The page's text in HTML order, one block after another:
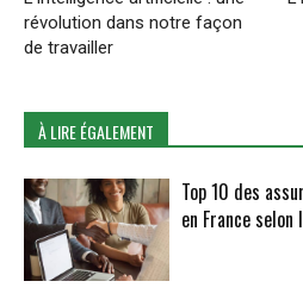
révolution dans notre façon
de travailler
À LIRE ÉGALEMENT
Top 10 des
en France